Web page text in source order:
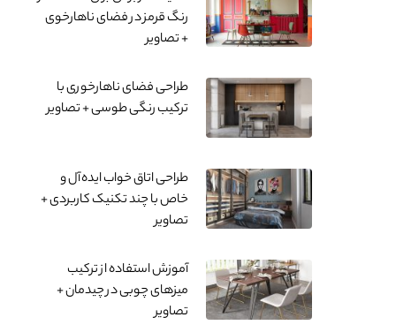
رنگ قرمز در فضای ناهارخوی
+ تصاویر
طراحی فضای ناهارخوری با
ترکیب رنگی طوسی + ‌تصاویر
طراحی اتاق خواب ایده‌آل و
خاص با چند تکنیک کاربردی +
تصاویر
آموزش استفاده از ترکیب
میزهای چوبی در چیدمان +
تصاویر